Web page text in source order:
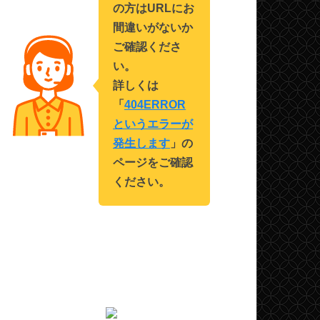
の方はURLにお
間違いがないか
ご確認くださ
い。
詳しくは
「 404ERROR
というエラーが
発生します 」の
ページをご確認
ください。